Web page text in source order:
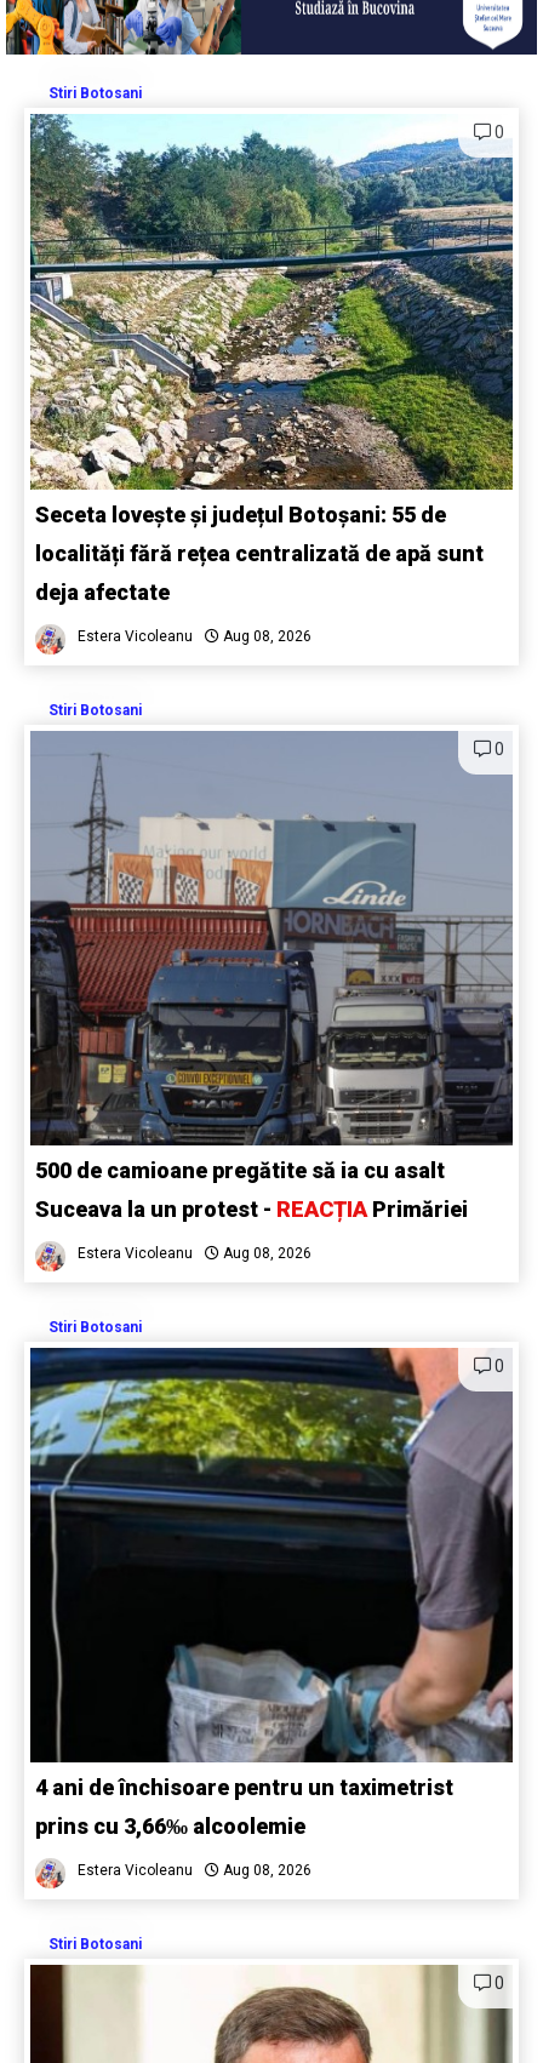
Stiri Botosani
0
Seceta lovește și județul Botoșani: 55 de
localități fără rețea centralizată de apă sunt
deja afectate
Estera Vicoleanu Aug 08, 2026
Stiri Botosani
0
500 de camioane pregătite să ia cu asalt
Suceava la un protest - REACȚIAPrimăriei
Estera Vicoleanu Aug 08, 2026
Stiri Botosani
0
4 ani de închisoare pentru un taximetrist
prins cu 3,66‰ alcoolemie
Estera Vicoleanu Aug 08, 2026
Stiri Botosani
0